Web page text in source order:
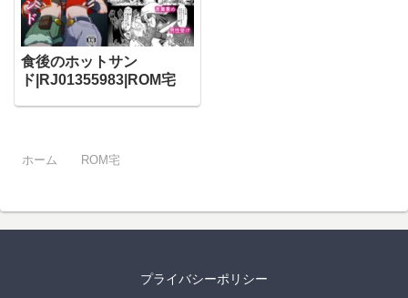
食後のホットサン
ド|RJ01355983|ROM宅
ホーム ROM宅
プライバシーポリシー